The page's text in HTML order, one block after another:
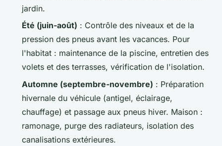
jardin.
Été (juin-août) : Contrôle des niveaux et de la
pression des pneus avant les vacances. Pour
l'habitat : maintenance de la piscine, entretien des
volets et des terrasses, vérification de l'isolation.
Automne (septembre-novembre) : Préparation
hivernale du véhicule (antigel, éclairage,
chauffage) et passage aux pneus hiver. Maison :
ramonage, purge des radiateurs, isolation des
canalisations extérieures.